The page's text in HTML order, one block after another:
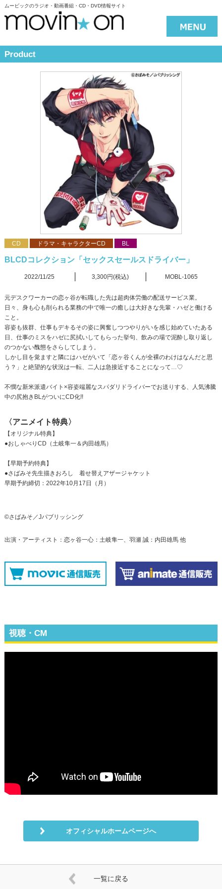
ムービックのラジオ・動画番組・CD・DVD情報サイト
Product
CD ドラマ・キャラクターCD BL
BLCDコレクション「セックスセールスドライバー」
2022/11/25 3,300円(税込) MOBL-1065
元デスクワーカーの恋ヶ谷が転職した先は超肉体労働の配送サービス業。
日々、身も心も削られる業務の中で唯一の癒しは大好きな先輩・ハゼと働ける
こと。
容姿も抜群、仕事もデキるその姿に興奮しつつやりがいを感じ始めていたある
日、仕事のミスをハゼに尻拭いしてもらった挙句、飲みの場で泥酔し取り返し
のつかない醜態をさらしてしまう。
しかし目を覚ますと隣にはハゼがいて「恋ヶ谷くんが全裸のわけはなんだと思
う？」と絶望的な状況は一転、二人は急接近することになって…♡
不憫な新米派遣バイト×容姿端麗なスパダリドライバーでお送りする、人気沸騰
中の尻抱きBLがついにCD化!!
〈アニメイト特典〉
【オリジナル特典】
●おしゃべりCD（土岐隼一＆内田雄馬）
【早期予約特典】
●さばみそ先生描きおろし 着せ替えアザージャケット
早期予約締切：2022年10月17日（月）
©さばみそ／Jパブリッシング
出演・アーティスト：恋ヶ谷一心：土岐隼一、羽瀬 誠：内田雄馬 他
視聴・CM
オフィシャルホームページへ
一覧に戻る